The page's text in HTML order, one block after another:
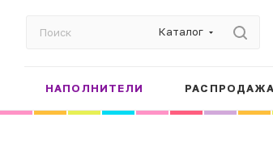
Каталог
НАПОЛНИТЕЛИ РАСПРОДАЖА